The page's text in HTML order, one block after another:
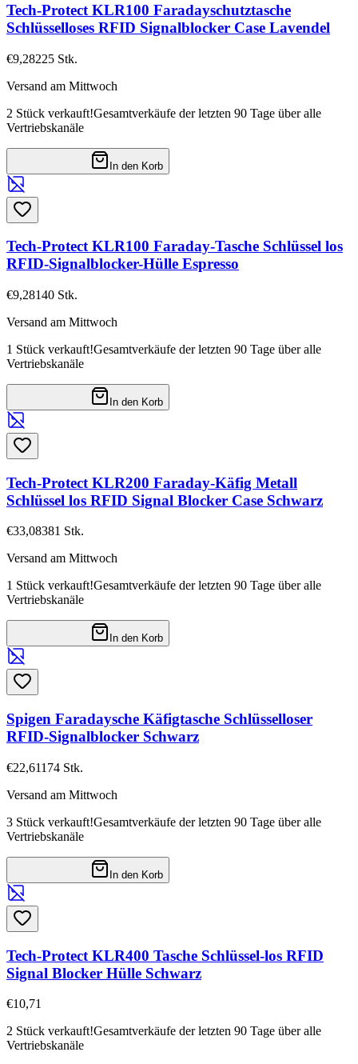
Tech-Protect KLR100 Faradayschutztasche
Schlüsselloses RFID Signalblocker Case Lavendel
€9,28225 Stk.
Versand am Mittwoch
2 Stück verkauft!Gesamtverkäufe der letzten 90 Tage über alle
Vertriebskanäle
In den Korb
Tech-Protect KLR100 Faraday-Tasche Schlüssel los
RFID-Signalblocker-Hülle Espresso
€9,28140 Stk.
Versand am Mittwoch
1 Stück verkauft!Gesamtverkäufe der letzten 90 Tage über alle
Vertriebskanäle
In den Korb
Tech-Protect KLR200 Faraday-Käfig Metall
Schlüssel los RFID Signal Blocker Case Schwarz
€33,08381 Stk.
Versand am Mittwoch
1 Stück verkauft!Gesamtverkäufe der letzten 90 Tage über alle
Vertriebskanäle
In den Korb
Spigen Faradaysche Käfigtasche Schlüsselloser
RFID-Signalblocker Schwarz
€22,61174 Stk.
Versand am Mittwoch
3 Stück verkauft!Gesamtverkäufe der letzten 90 Tage über alle
Vertriebskanäle
In den Korb
Tech-Protect KLR400 Tasche Schlüssel-los RFID
Signal Blocker Hülle Schwarz
€10,71
2 Stück verkauft!Gesamtverkäufe der letzten 90 Tage über alle
Vertriebskanäle